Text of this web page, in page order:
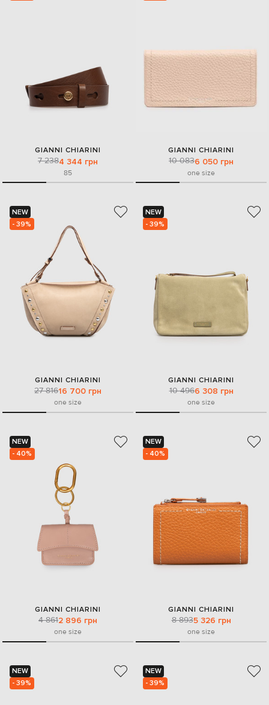
GIANNI CHIARINI
7 2384 344 грн
85
GIANNI CHIARINI
10 0836 050 грн
one size
NEW
- 39%
GIANNI CHIARINI
27 81616 700 грн
one size
NEW
- 39%
GIANNI CHIARINI
10 4966 308 грн
one size
NEW
- 40%
GIANNI CHIARINI
4 8612 896 грн
one size
NEW
- 40%
GIANNI CHIARINI
8 8935 326 грн
one size
NEW
- 39%
NEW
- 39%